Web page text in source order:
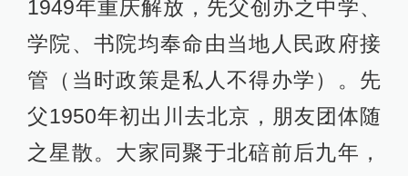
1949年重庆解放，先父创办之中学、
学院、书院均奉命由当地人民政府接
管（当时政策是私人不得办学）。先
父1950年初出川去北京，朋友团体随
之星散。大家同聚于北碚前后九年，